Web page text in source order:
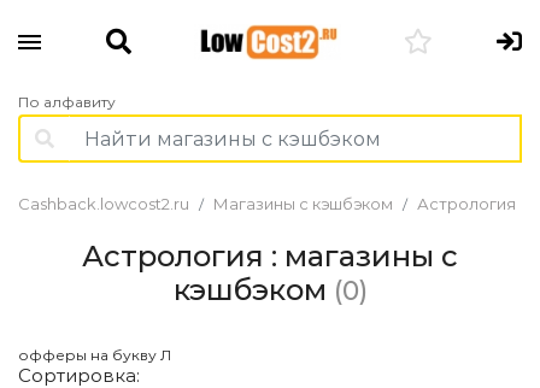
По алфавиту
Cashback.lowcost2.ru Магазины с кэшбэком Астрология
Астрология : магазины с
кэшбэком (0)
офферы на букву Л
Сортировка: